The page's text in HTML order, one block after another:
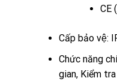
CE
Cấp bảo vệ:
Chức năng
gian, Kiểm